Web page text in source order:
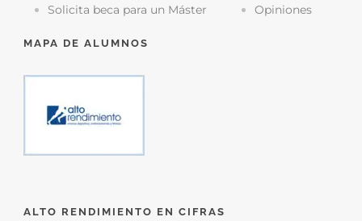
Solicita beca para un Máster
Opiniones
MAPA DE ALUMNOS
ALTO RENDIMIENTO EN CIFRAS